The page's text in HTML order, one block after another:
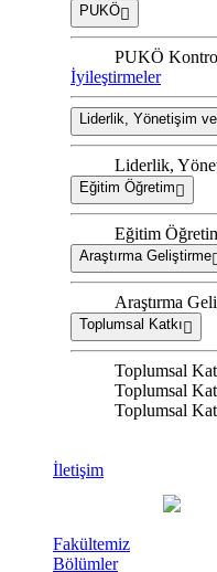
PUKÖ
PUKÖ
İyileştirmeler
Liderlik, Yönetişim
Liderlik,
Eğitim Öğretim
Eğitim
Araştırma Geliştirme
Araştırma
Toplumsal Katkı
Toplumsal
Toplumsal
Toplumsal
İletişim
Fakültemiz
Bölümler